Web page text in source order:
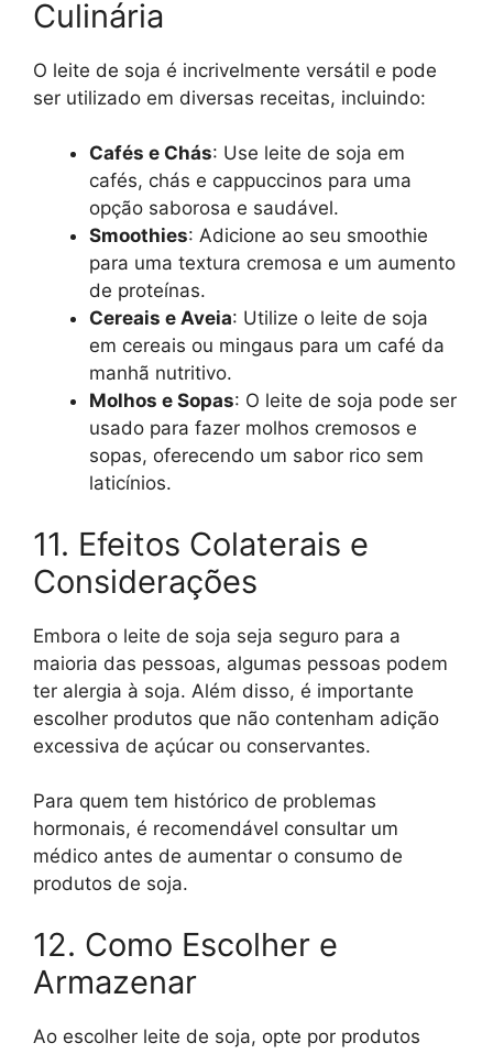
Culinária
O leite de soja é incrivelmente versátil e pode
ser utilizado em diversas receitas, incluindo:
Cafés e Chás: Use leite de soja em
cafés, chás e cappuccinos para uma
opção saborosa e saudável.
Smoothies: Adicione ao seu smoothie
para uma textura cremosa e um aumento
de proteínas.
Cereais e Aveia: Utilize o leite de soja
em cereais ou mingaus para um café da
manhã nutritivo.
Molhos e Sopas: O leite de soja pode ser
usado para fazer molhos cremosos e
sopas, oferecendo um sabor rico sem
laticínios.
11. Efeitos Colaterais e
Considerações
Embora o leite de soja seja seguro para a
maioria das pessoas, algumas pessoas podem
ter alergia à soja. Além disso, é importante
escolher produtos que não contenham adição
excessiva de açúcar ou conservantes.
Para quem tem histórico de problemas
hormonais, é recomendável consultar um
médico antes de aumentar o consumo de
produtos de soja.
12. Como Escolher e
Armazenar
Ao escolher leite de soja, opte por produtos